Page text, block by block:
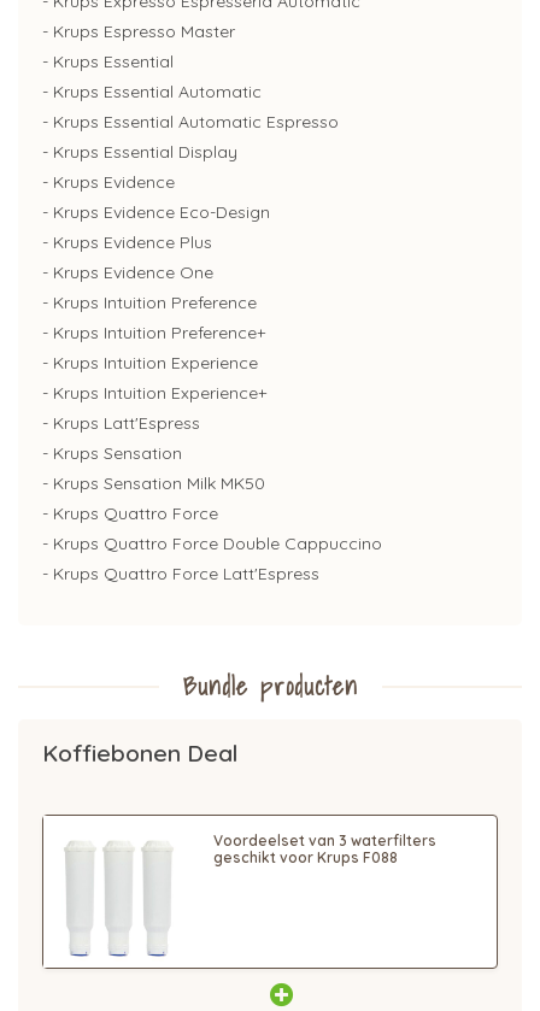
- Krups Espresso Master
- Krups Essential
- Krups Essential Automatic
- Krups Essential Automatic Espresso
- Krups Essential Display
- Krups Evidence
- Krups Evidence Eco-Design
- Krups Evidence Plus
- Krups Evidence One
- Krups Intuition Preference
- Krups Intuition Preference+
- Krups Intuition Experience
- Krups Intuition Experience+
- Krups Latt'Espress
- Krups Sensation
- Krups Sensation Milk MK50
- Krups Quattro Force
- Krups Quattro Force Double Cappuccino
- Krups Quattro Force Latt'Espress
Bundle producten
Koffiebonen Deal
Voordeelset van 3 waterfilters
geschikt voor Krups F088